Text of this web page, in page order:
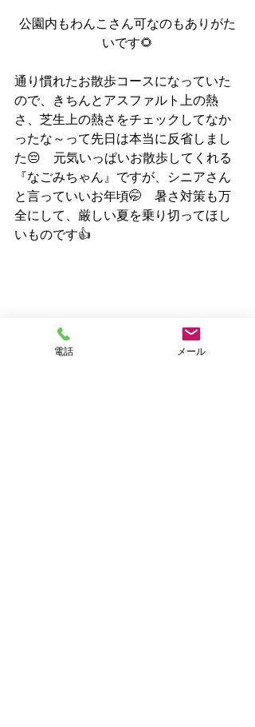
公園内もわんこさん可なのもありがた
いです🌻
通り慣れたお散歩コースになっていた
ので、きちんとアスファルト上の熱
さ、芝生上の熱さをチェックしてなか
ったな～って先日は本当に反省しまし
た😔　元気いっぱいお散歩してくれる
『なごみちゃん』ですが、シニアさん
と言っていいお年頃🤭　暑さ対策も万
全にして、厳しい夏を乗り切ってほし
いものです👍
電話 メール